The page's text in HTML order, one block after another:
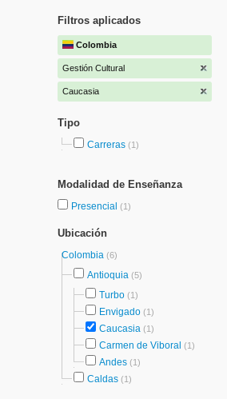
Filtros aplicados
Colombia
Gestión Cultural
Caucasia
Tipo
Carreras (1)
Modalidad de Enseñanza
Presencial (1)
Ubicación
Colombia (6)
Antioquia (5)
Turbo (1)
Envigado (1)
Caucasia (1)
Carmen de Viboral (1)
Andes (1)
Caldas (1)